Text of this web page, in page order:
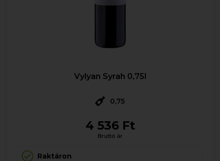
Vylyan Syrah 0,75l
0,75
4 536 Ft
Bruttó ár
Raktáron